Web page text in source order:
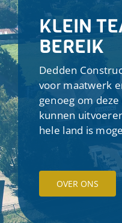
KLEIN
BEREIK
Dedden
voor maatwerk
genoeg om
kunnen
hele land is
OVER ONS